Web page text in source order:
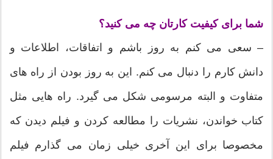
شما برای کیفیت کارتان چه می کنید؟
– سعی می کنم به روز باشم و اتفاقات، اطلاعات و
دانش کارم را دنبال می کنم. این به روز بودن از راه های
متفاوت و البته مرسومی شکل می گیرد. راه هایی مثل
کتاب خواندن، نشریات را مطالعه کردن و فیلم دیدن که
مخصوصا برای این آخری خیلی زمان می گذارم فیلم